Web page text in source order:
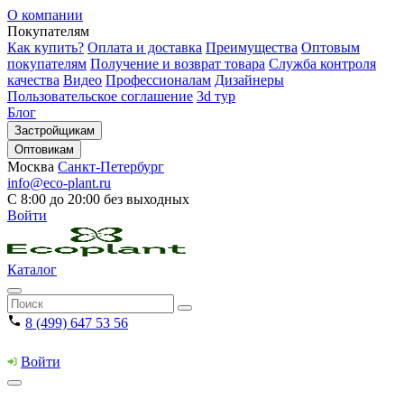
О компании
Покупателям
Как купить? Оплата и доставка Преимущества Оптовым
покупателям Получение и возврат товара Служба контроля
качества Видео Профессионалам Дизайнеры
Пользовательское соглашение 3d тур
Блог
Застройщикам
Оптовикам
Москва Санкт-Петербург
info@eco-plant.ru
С 8:00 до 20:00 без выходных
Войти
Каталог
8 (499) 647 53 56
Войти